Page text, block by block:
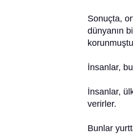
Sonuçta,
dünyanın
İnsanlar,
İnsanlar,
verirler.
Bunlar